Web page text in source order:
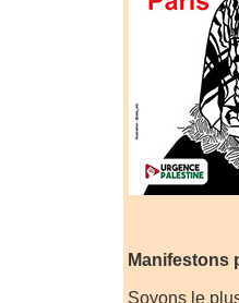
Manifestons
Soyons le